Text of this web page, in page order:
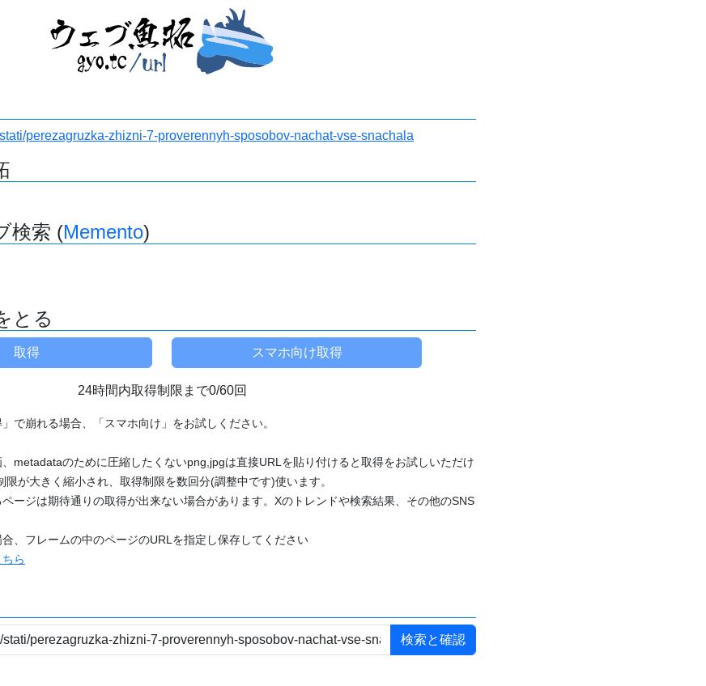
perezagruzka-zhizni-7-proverennyh-sposobov-nachat-vse-snachala
検索 (Memento)
とる
24時間内取得制限まで0/60回
で崩れる場合、「スマホ向け」をお試しください。
metadataのために圧縮したくないpng,jpgは直接URLを貼り付けると取得をお試しいただけ
限が大きく縮小され、取得制限を数回分(調整中です)使います。
ージは期待通りの取得が出来ない場合があります。Xのトレンドや検索結果、その他のSNS
、フレームの中のページのURLを指定し保存してください
ちら